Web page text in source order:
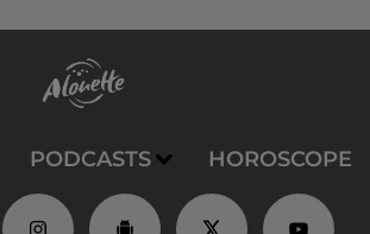
PODCASTS HOROSCOPE